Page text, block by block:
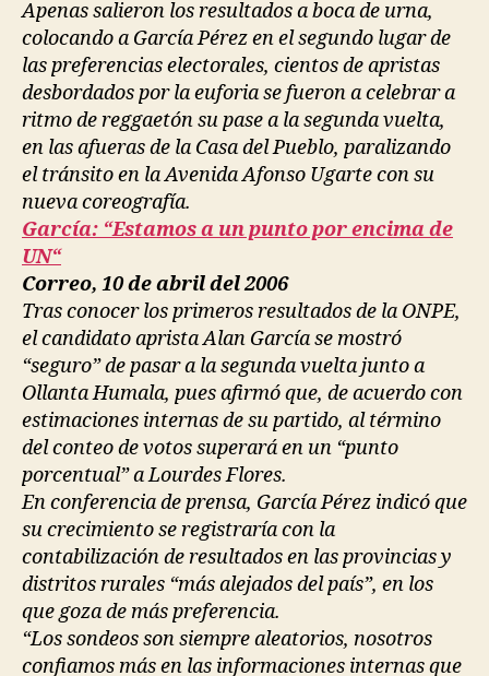
Apenas salieron los resultados a boca de urna,
colocando a García Pérez en el segundo lugar de
las preferencias electorales, cientos de apristas
desbordados por la euforia se fueron a celebrar a
ritmo de reggaetón su pase a la segunda vuelta,
en las afueras de la Casa del Pueblo, paralizando
el tránsito en la Avenida Afonso Ugarte con su
nueva coreografía.
García: “Estamos a un punto por encima de
UN“
Correo, 10 de abril del 2006
Tras conocer los primeros resultados de la ONPE,
el candidato aprista Alan García se mostró
“seguro” de pasar a la segunda vuelta junto a
Ollanta Humala, pues afirmó que, de acuerdo con
estimaciones internas de su partido, al término
del conteo de votos superará en un “punto
porcentual” a Lourdes Flores.
En conferencia de prensa, García Pérez indicó que
su crecimiento se registraría con la
contabilización de resultados en las provincias y
distritos rurales “más alejados del país”, en los
que goza de más preferencia.
“Los sondeos son siempre aleatorios, nosotros
confiamos más en las informaciones internas que